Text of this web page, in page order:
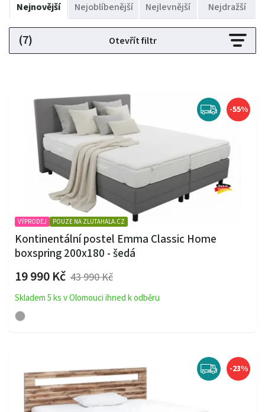
Nejnovější Nejoblíbenější Nejlevnější Nejdražší
(7) Otevřít filtr
-55%
VÝPRODEJ POUZE NA ZLUTAHALA.CZ
Kontinentální postel Emma Classic Home
boxspring 200x180 - šedá
19 990 Kč 43 990 Kč
Skladem 5 ks v Olomouci ihned k odběru
-23%